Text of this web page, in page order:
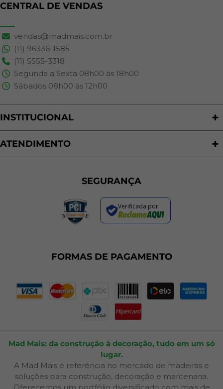
CENTRAL DE VENDAS
vendas@madmais.com.br
(11) 96336-1585
(11) 5555-3318
Segunda a Sexta 08h00 às 18h00
Sábados 08h00 às 12h00
INSTITUCIONAL
Quem Somos
Nossas Lojas
ATENDIMENTO
Política de Privacidade
Trocas e Devoluções
Regras de Promoções
Termos de Uso
Plano de Corte
SEGURANÇA
Verificada por
FORMAS DE PAGAMENTO
Mad Mais: da construção à decoração, tudo em um só
lugar.
A Mad Mais é referência no mercado de madeiras e
soluções para construção, decoração e marcenaria.